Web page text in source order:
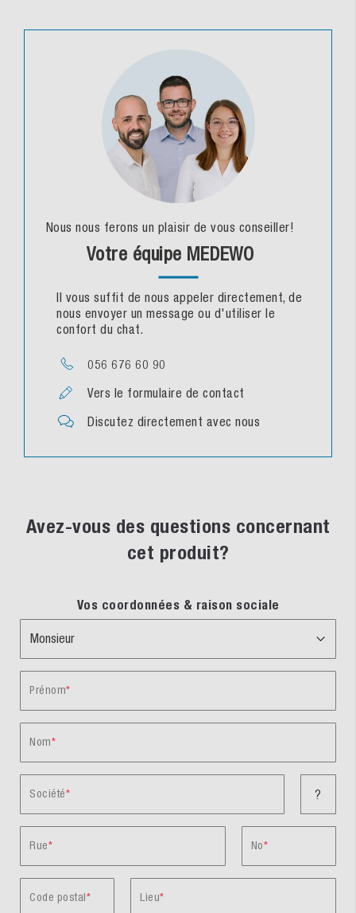
Nous nous ferons un plaisir de vous conseiller!
Votre équipe MEDEWO
Il vous suffit de nous appeler directement, de
nous envoyer un message ou d'utiliser le
confort du chat.
056 676 60 90
Vers le formulaire de contact
Discutez directement avec nous
Avez-vous des questions concernant
cet produit?
Vos coordonnées & raison sociale
Prénom
Nom
Société ?
Rue No
Code postal Lieu